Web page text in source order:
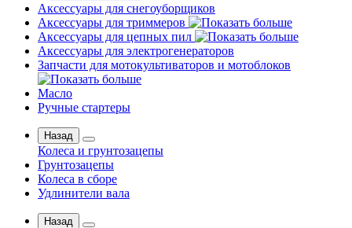
Аксессуары для снегоуборщиков
Аксессуары для триммеров
Аксессуары для цепных пил
Аксессуары для электрогенераторов
Запчасти для мотокультиваторов и мотоблоков
Масло
Ручные стартеры
Назад
Колеса и грунтозацепы
Грунтозацепы
Колеса в сборе
Удлинители вала
Назад